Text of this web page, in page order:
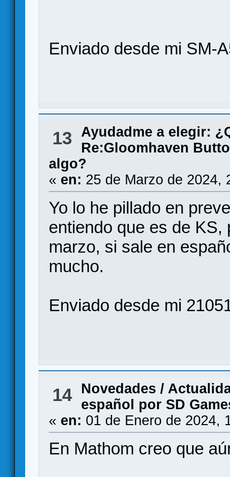
Enviado desde mi SM-
13
Ayudadme a elegir:
Re:Gloomhaven
algo?
« en: 25 de Marzo de 2024,
Yo lo he pillado en
entiendo que es de
marzo, si sale en
mucho.
Enviado desde mi
14
Novedades /
español por SD
« en: 01 de Enero de 2024,
En Mathom creo que